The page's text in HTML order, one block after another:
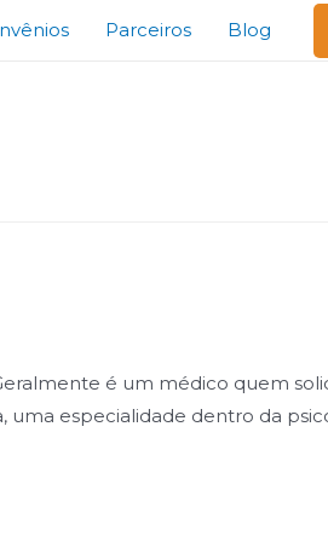
Parceiros Blog
é um médico quem
uma especialidade dentro da